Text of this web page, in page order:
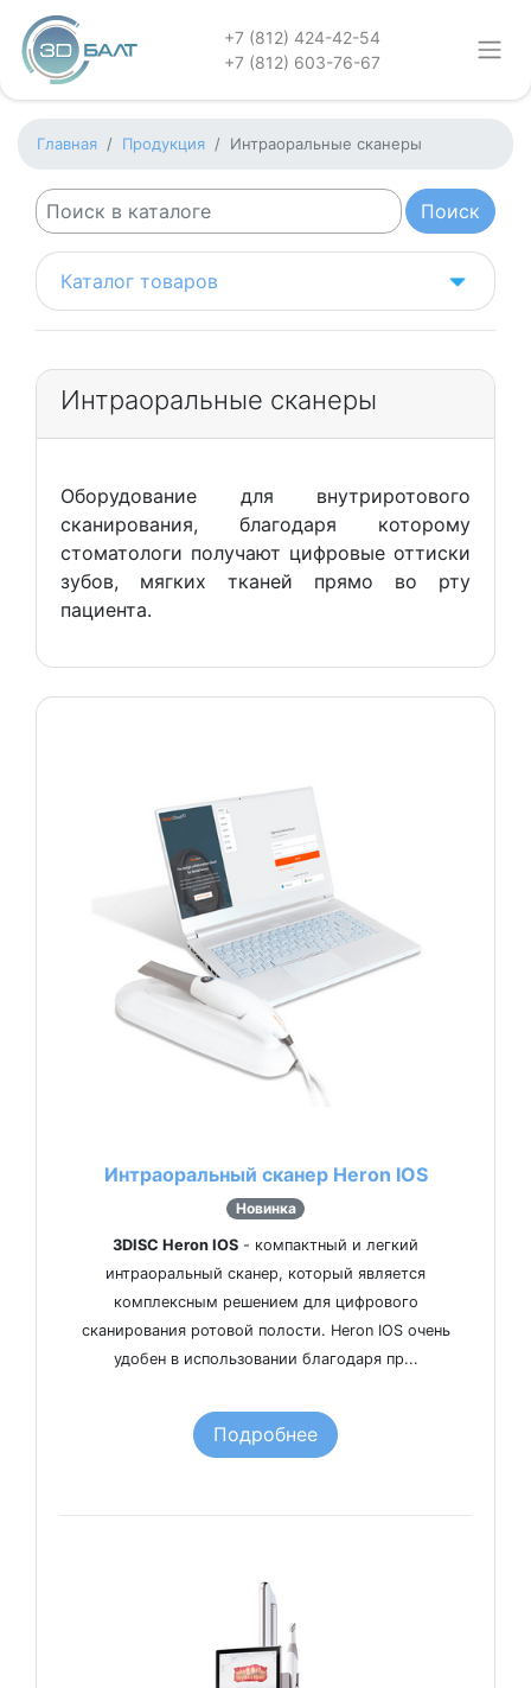
+7 (812) 424-42-54
+7 (812) 603-76-67
Главная Продукция Интраоральные сканеры
Каталог товаров
Интраоральные сканеры
Оборудование для внутриротового
сканирования, благодаря которому
стоматологи получают цифровые оттиски
зубов, мягких тканей прямо во рту
пациента.
Интраоральный сканер Heron IOS
Новинка
3DISC Heron IOS - компактный и легкий
интраоральный сканер, который является
комплексным решением для цифрового
сканирования ротовой полости. Heron IOS очень
удобен в использовании благодаря пр...
Подробнее